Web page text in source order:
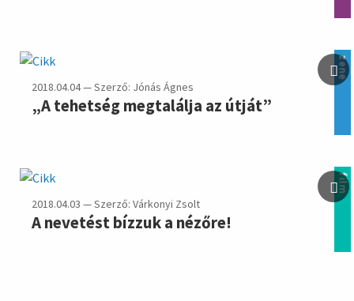
zene
2018.04.04 — Szerző: Jónás Ágnes
„A tehetség megtalálja az útját”
film
2018.04.03 — Szerző: Várkonyi Zsolt
A nevetést bízzuk a nézőre!